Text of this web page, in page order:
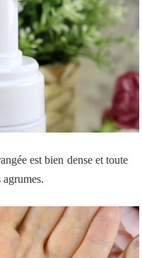
est bien dense et toute